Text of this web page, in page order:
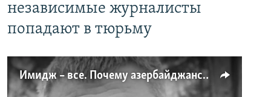
независимые журналисты
попадают в тюрьму
Имидж – все. Почему азербайджанские правозащитники и независимые журналисты попадают в тюрьму